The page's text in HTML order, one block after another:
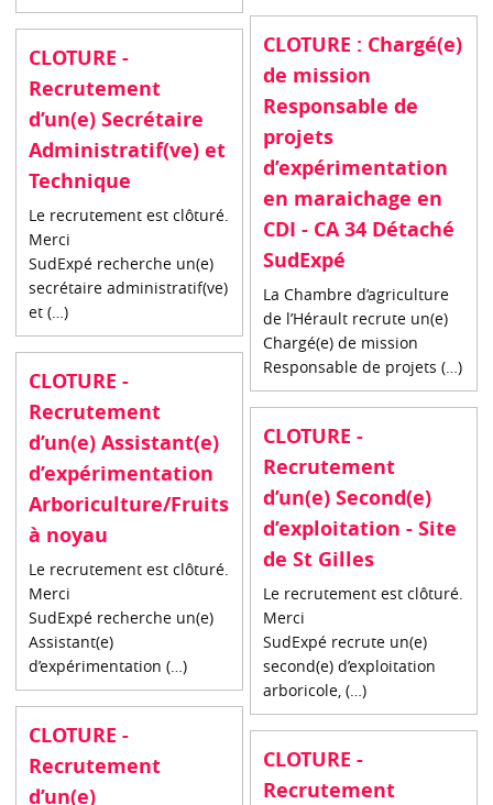
CLOTURE : Chargé(e)
de mission
Responsable de
projets
d’expérimentation
en maraichage en
CDI - CA 34 Détaché
SudExpé
La Chambre d’agriculture
de l’Hérault recrute un(e)
Chargé(e) de mission
Responsable de projets (…)
CLOTURE -
Recrutement
d’un(e) Secrétaire
Administratif(ve) et
Technique
Le recrutement est clôturé.
Merci
SudExpé recherche un(e)
secrétaire administratif(ve)
et (…)
CLOTURE -
Recrutement
d’un(e) Assistant(e)
d’expérimentation
Arboriculture/Fruits
à noyau
Le recrutement est clôturé.
Merci
SudExpé recherche un(e)
Assistant(e)
d’expérimentation (…)
CLOTURE -
Recrutement
d’un(e) Second(e)
d’exploitation - Site
de St Gilles
Le recrutement est clôturé.
Merci
SudExpé recrute un(e)
second(e) d’exploitation
arboricole, (…)
CLOTURE -
Recrutement
d’un(e)
CLOTURE -
Recrutement